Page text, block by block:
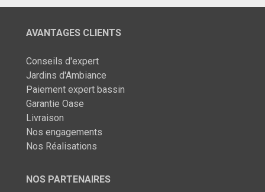
AVANTAGES CLIENTS
Conseils d'expert
Jardins d'Ambiance
Paiement expert bassin
Garantie Oase
Livraison
Nos engagements
Nos Réalisations
NOS PARTENAIRES